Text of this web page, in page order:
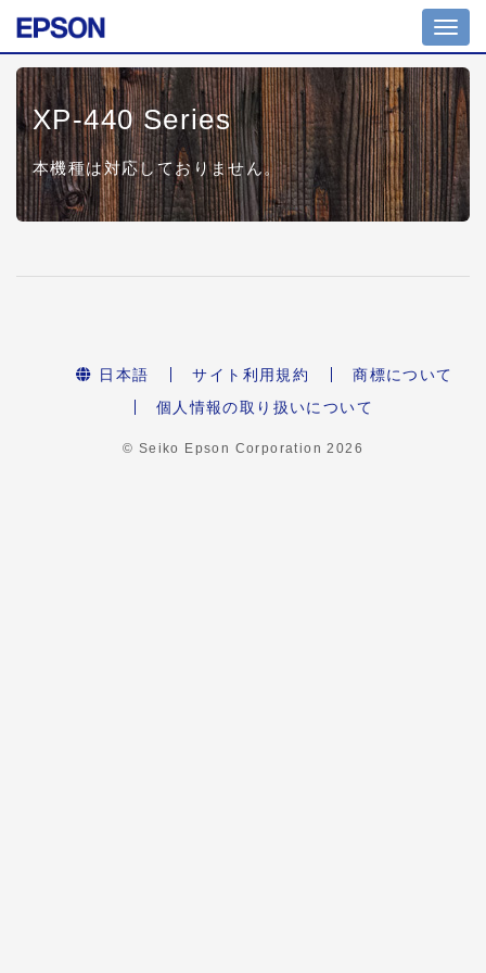
XP-440 Series
本機種は対応しておりません。
日本語 サイト利用規約
商標について
個人情報の取り扱いについて
© Seiko Epson Corporation2026